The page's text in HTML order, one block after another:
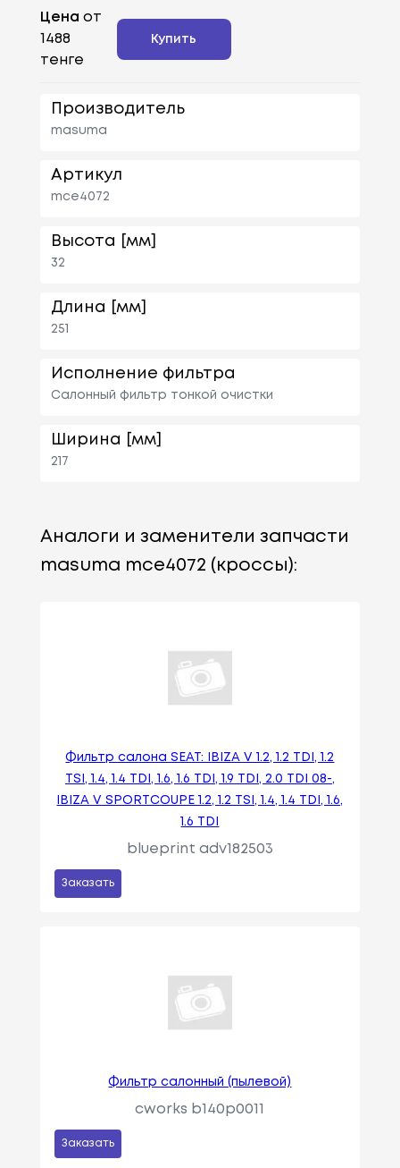
Цена от
1488
тенге
Купить
Производитель
masuma
Артикул
mce4072
Высота [мм]
32
Длина [мм]
251
Исполнение фильтра
Салонный фильтр тонкой очистки
Ширина [мм]
217
Аналоги и заменители запчасти
masuma mce4072 (кроссы):
Фильтр салона SEAT: IBIZA V 1.2, 1.2 TDI, 1.2
TSI, 1.4, 1.4 TDI, 1.6, 1.6 TDI, 1.9 TDI, 2.0 TDI 08-,
IBIZA V SPORTCOUPE 1.2, 1.2 TSI, 1.4, 1.4 TDI, 1.6,
1.6 TDI
blueprint adv182503
Заказать
Фильтр салонный (пылевой)
cworks b140p0011
Заказать